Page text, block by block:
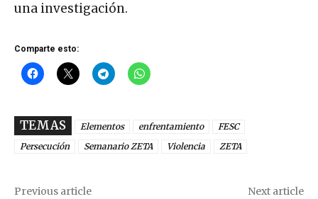
una investigación.
Comparte esto:
TEMAS Elementos enfrentamiento
FESC
Persecución
Semanario ZETA Violencia ZETA
Previous article Next article